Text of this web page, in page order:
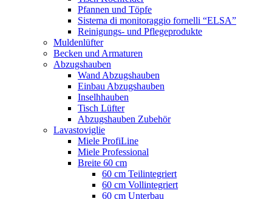
Pfannen und Töpfe
Sistema di monitoraggio fornelli “ELSA”
Reinigungs- und Pflegeprodukte
Muldenlüfter
Becken und Armaturen
Abzugshauben
Wand Abzugshauben
Einbau Abzugshauben
Inselhhauben
Tisch Lüfter
Abzugshauben Zubehör
Lavastoviglie
Miele ProfiLine
Miele Professional
Breite 60 cm
60 cm Teilintegriert
60 cm Vollintegriert
60 cm Unterbau